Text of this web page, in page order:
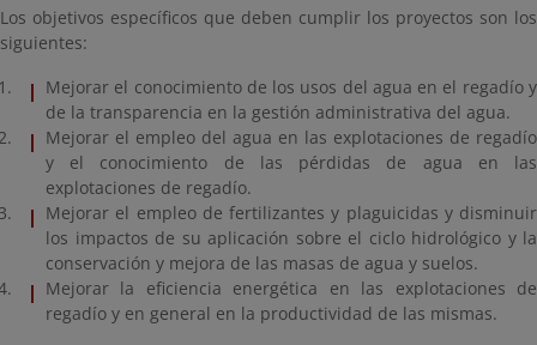
Los objetivos específicos que deben cumplir los proyectos son los
siguientes:
Mejorar el conocimiento de los usos del agua en el regadío y
de la transparencia en la gestión administrativa del agua.
Mejorar el empleo del agua en las explotaciones de regadío
y el conocimiento de las pérdidas de agua en las
explotaciones de regadío.
Mejorar el empleo de fertilizantes y plaguicidas y disminuir
los impactos de su aplicación sobre el ciclo hidrológico y la
conservación y mejora de las masas de agua y suelos.
Mejorar la eficiencia energética en las explotaciones de
regadío y en general en la productividad de las mismas.